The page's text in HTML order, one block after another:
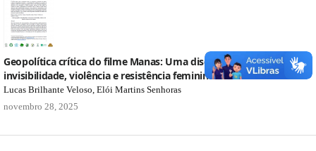
Geopolítica crítica do filme Manas: Uma discussão sobre
invisibilidade, violência e resistência feminina na Amazônia
Lucas Brilhante Veloso, Elói Martins Senhoras
novembro 28, 2025